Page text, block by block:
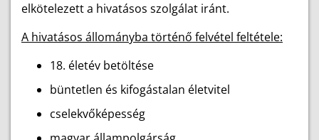
elkötelezett a hivatásos szolgálat iránt.
A hivatásos állományba történő felvétel feltétele:
18. életév betöltése
büntetlen és kifogástalan életvitel
cselekvőképesség